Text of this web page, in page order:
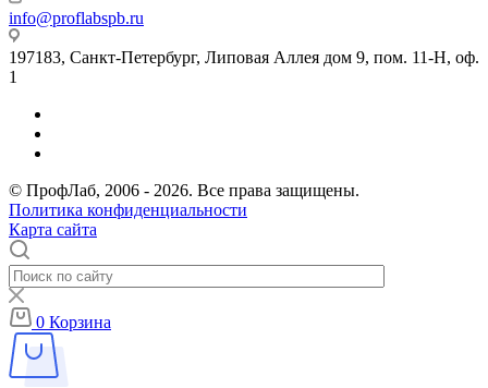
info@proflabspb.ru
197183, Санкт-Петербург, Липовая Аллея дом 9, пом. 11-Н, оф.
1
© ПрофЛаб, 2006 - 2026. Все права защищены.
Политика конфиденциальности
Карта сайта
0 Корзина